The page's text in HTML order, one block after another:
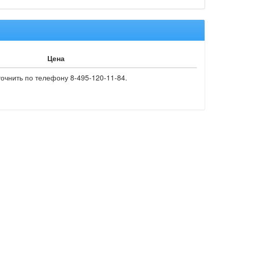
Цена
по телефону 8-495-120-11-84.